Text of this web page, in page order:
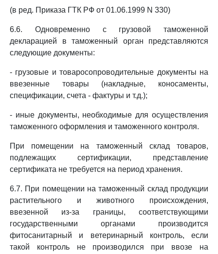
(в ред. Приказа ГТК РФ от 01.06.1999 N 330)
6.6. Одновременно с грузовой таможенной
декларацией в таможенный орган представляются
следующие документы:
- грузовые и товаросопроводительные документы на
ввезенные товары (накладные, коносаменты,
спецификации, счета - фактуры и т.д.);
- иные документы, необходимые для осуществления
таможенного оформления и таможенного контроля.
При помещении на таможенный склад товаров,
подлежащих сертификации, представление
сертификата не требуется на период хранения.
6.7. При помещении на таможенный склад продукции
растительного и животного происхождения,
ввезенной из-за границы, соответствующими
государственными органами производится
фитосанитарный и ветеринарный контроль, если
такой контроль не производился при ввозе на